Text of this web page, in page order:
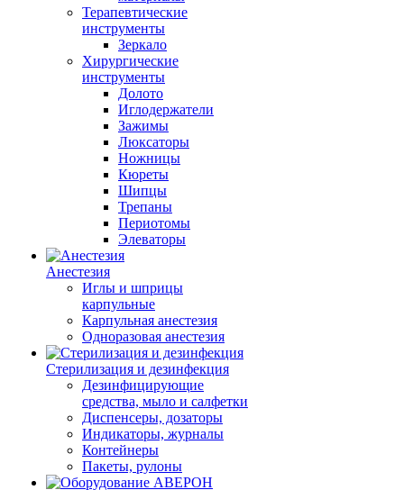
Терапевтические
инструменты
Зеркало
Хирургические
инструменты
Долото
Иглодержатели
Зажимы
Люксаторы
Ножницы
Кюреты
Шипцы
Трепаны
Периотомы
Элеваторы
Анестезия
Иглы и шприцы
карпульные
Карпульная анестезия
Одноразовая анестезия
Стерилизация и дезинфекция
Дезинфицирующие
средства, мыло и салфетки
Диспенсеры, дозаторы
Индикаторы, журналы
Контейнеры
Пакеты, рулоны